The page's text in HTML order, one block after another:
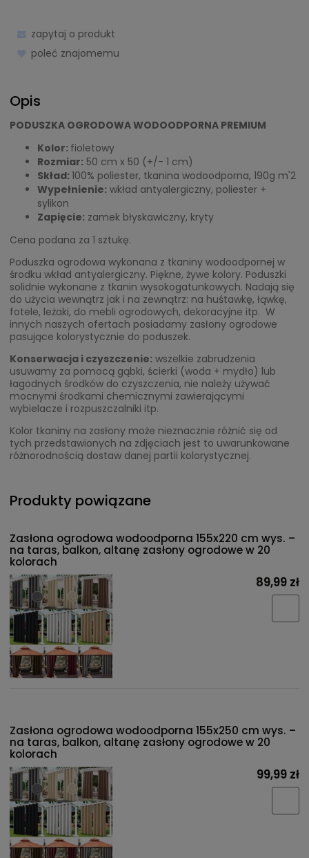
zapytaj o produkt
poleć znajomemu
Opis
PODUSZKA OGRODOWA WODOODPORNA PREMIUM
Kolor: fioletowy
Rozmiar: 50 cm x 50 (+/- 1 cm)
Skład: 100% poliester, tkanina wodoodporna, 190g m'2
Wypełnienie: wkład antyalergiczny, poliester +
sylikon
Zapięcie: zamek błyskawiczny, kryty
Cena podana za 1 sztukę.
Poduszka ogrodowa wykonana z tkaniny wodoodpornej w
środku wkład antyalergiczny. Piękne, żywe kolory. Poduszki
solidnie wykonane z tkanin wysokogatunkowych. Nadają się
do użycia wewnątrz jak i na zewnątrz: na huśtawkę, łąwkę,
fotele, leżaki, do mebli ogrodowych, dekoracyjne itp. W
innych naszych ofertach posiadamy zasłony ogrodowe
pasujące kolorystycznie do poduszek.
Konserwacja i czyszczenie: wszelkie zabrudzenia
usuwamy za pomocą gąbki, ścierki (woda + mydło) lub
łagodnych środków do czyszczenia, nie należy używać
mocnymi środkami chemicznymi zawierającymi
wybielacze i rozpuszczalniki itp.
Kolor tkaniny na zasłony może nieznacznie różnić się od
tych przedstawionych na zdjęciach jest to uwarunkowane
różnorodnością dostaw danej partii kolorystycznej.
Produkty powiązane
Zasłona ogrodowa wodoodporna 155x220 cm wys. –
na taras, balkon, altanę zasłony ogrodowe w 20
kolorach
89,99 zł
Zasłona ogrodowa wodoodporna 155x250 cm wys. –
na taras, balkon, altanę zasłony ogrodowe w 20
kolorach
99,99 zł